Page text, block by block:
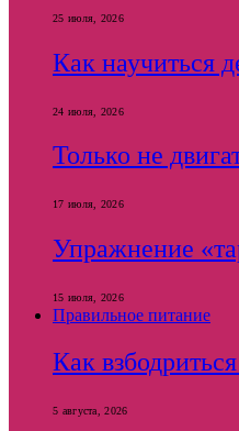
25 июля, 2026
Как научиться
24 июля, 2026
Только не
17 июля, 2026
Упражнение
15 июля, 2026
Правильное питание
Как
5 августа, 2026